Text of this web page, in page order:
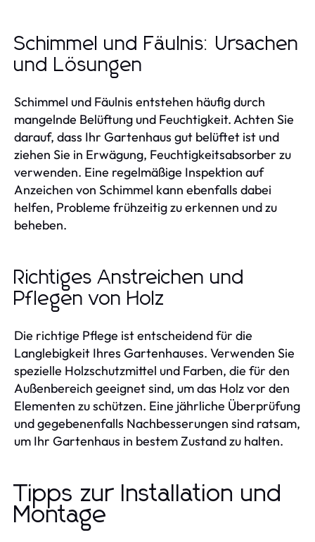
Schimmel und Fäulnis: Ursachen
und Lösungen
Schimmel und Fäulnis entstehen häufig durch
mangelnde Belüftung und Feuchtigkeit. Achten Sie
darauf, dass Ihr Gartenhaus gut belüftet ist und
ziehen Sie in Erwägung, Feuchtigkeitsabsorber zu
verwenden. Eine regelmäßige Inspektion auf
Anzeichen von Schimmel kann ebenfalls dabei
helfen, Probleme frühzeitig zu erkennen und zu
beheben.
Richtiges Anstreichen und
Pflegen von Holz
Die richtige Pflege ist entscheidend für die
Langlebigkeit Ihres Gartenhauses. Verwenden Sie
spezielle Holzschutzmittel und Farben, die für den
Außenbereich geeignet sind, um das Holz vor den
Elementen zu schützen. Eine jährliche Überprüfung
und gegebenenfalls Nachbesserungen sind ratsam,
um Ihr Gartenhaus in bestem Zustand zu halten.
Tipps zur Installation und
Montage